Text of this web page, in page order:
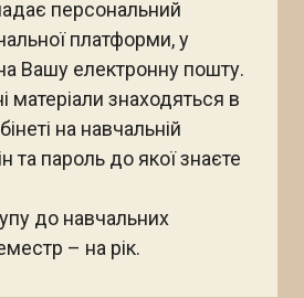
персональний
платформи, у
Вашу електронну пошту.
матеріали знаходяться в
на навчальній
та пароль до якої знаєте
до навчальних
– на рік.